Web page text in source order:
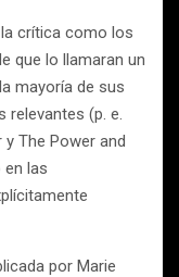
crítica como los
que lo llamaran un
mayoría de sus
relevantes (p. e.
The Power and
las
por Marie